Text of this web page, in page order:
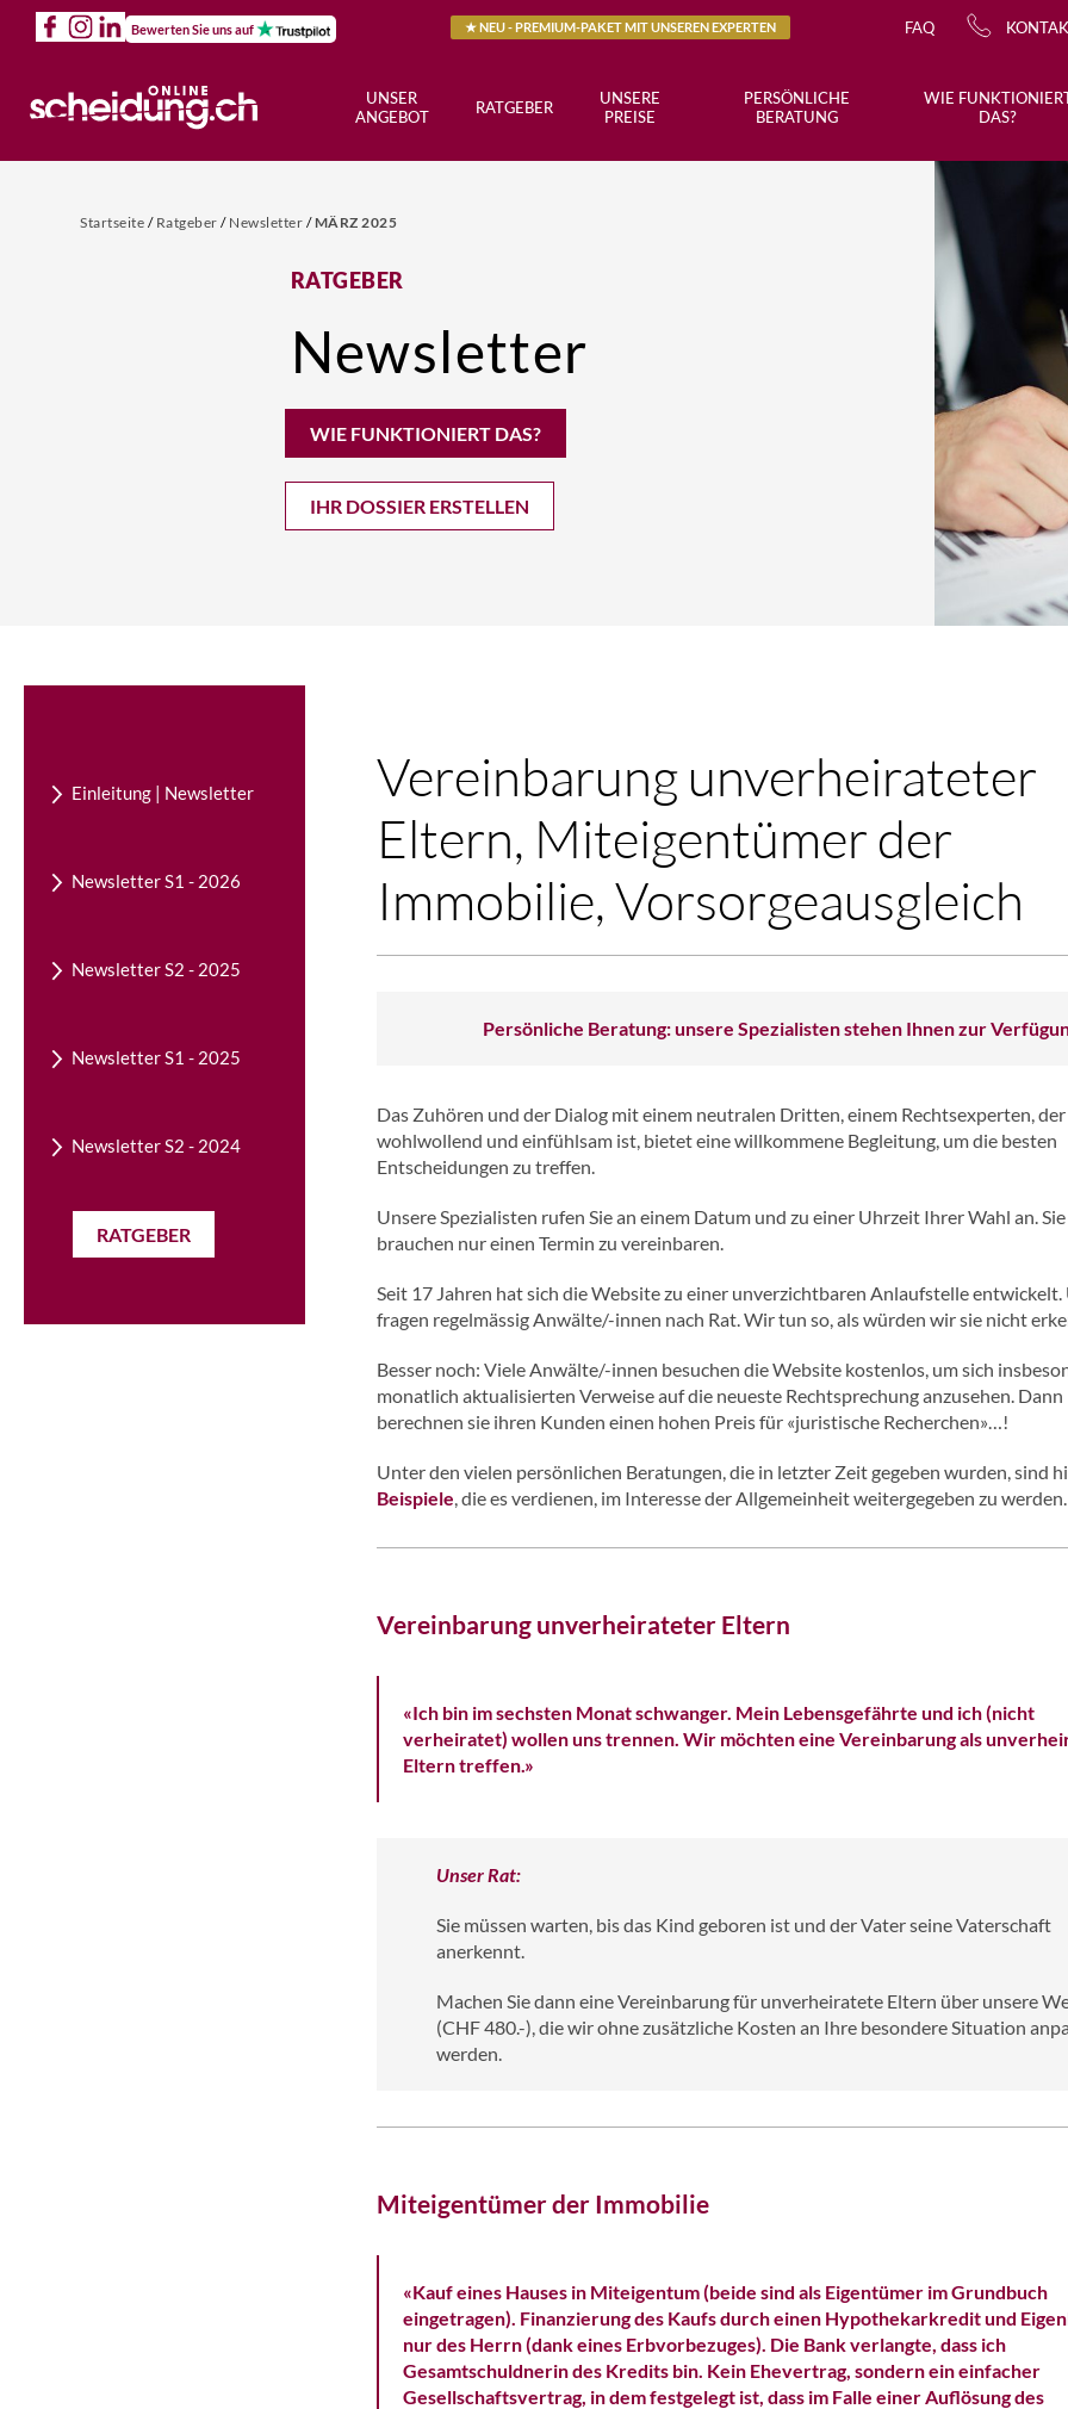
Bewerten Sie uns auf ★ NEU - PREMIUM-PAKET MIT UNSEREN EXPERTEN FAQ
UNSER
ANGEBOT
RATGEBER
UNSERE
PREISE
PERSÖNLICHE
BERATUNG
WIE
DAS?
Startseite / Ratgeber/ Newsletter / MÄRZ 2025
RATGEBER
Newsletter
WIE FUNKTIONIERT DAS?
IHR DOSSIER ERSTELLEN
Einleitung | Newsletter
Newsletter S1 - 2026
Newsletter S2 - 2025
Newsletter S1 - 2025
Newsletter S2 - 2024
RATGEBER
Vereinbarung unverheirateter
Eltern, Miteigentümer der
Immobilie, Vorsorgeausgleich
Persönliche Beratung: unsere Spezialisten stehen Ihnen zur
Das Zuhören und der Dialog mit einem neutralen Dritten, einem Rechtsexperten, der
wohlwollend und einfühlsam ist, bietet eine willkommene Begleitung, um die besten
Entscheidungen zu treffen.
Unsere Spezialisten rufen Sie an einem Datum und zu einer Uhrzeit Ihrer Wahl an. Sie
brauchen nur einen Termin zu vereinbaren.
Seit 17 Jahren hat sich die Website zu einer unverzichtbaren Anlaufstelle entwickelt.
fragen regelmässig Anwälte/-innen nach Rat. Wir tun so, als würden wir sie nicht
Besser noch: Viele Anwälte/-innen besuchen die Website kostenlos, um sich
monatlich aktualisierten Verweise auf die neueste Rechtsprechung anzusehen. Dann
berechnen sie ihren Kunden einen hohen Preis für «juristische Recherchen»…!
Unter den vielen persönlichen Beratungen, die in letzter Zeit gegeben wurden, sind
Beispiele, die es verdienen, im Interesse der Allgemeinheit weitergegeben zu werden.
Vereinbarung unverheirateter Eltern
«Ich bin im sechsten Monat schwanger. Mein Lebensgefährte und ich (nicht
verheiratet) wollen uns trennen. Wir möchten eine Vereinbarung als
Eltern treffen.»
Unser Rat:
Sie müssen warten, bis das Kind geboren ist und der Vater seine Vaterschaft
anerkennt.
Machen Sie dann eine Vereinbarung für unverheiratete Eltern über unsere
(CHF 480.-), die wir ohne zusätzliche Kosten an Ihre besondere Situation
werden.
Miteigentümer der Immobilie
«Kauf eines Hauses in Miteigentum (beide sind als Eigentümer im Grundbuch
eingetragen). Finanzierung des Kaufs durch einen Hypothekarkredit und
nur des Herrn (dank eines Erbvorbezuges). Die Bank verlangte, dass ich
Gesamtschuldnerin des Kredits bin. Kein Ehevertrag, sondern ein einfacher
Gesellschaftsvertrag, in dem festgelegt ist, dass im Falle einer Auflösung des